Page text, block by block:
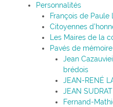
Personnalités
François de Paule
Citoyennes
Les Maires de la
Pavés de mémoire
Jean
brédois
JEAN-RENÉ
JEAN SUDRAT
Fernand-